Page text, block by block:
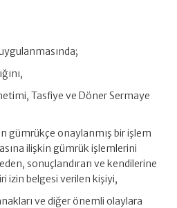
Tasfiye ve Döner Sermaye
gümrükçe onaylanmış bir işlem
ilişkin gümrük işlemlerini
sonuçlandıran ve kendilerine
izin belgesi verilen kişiyi,
ve diğer önemli olaylara